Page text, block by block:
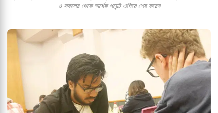
ও সকলের থেকে অর্ধেক পয়েন্ট এগিয়ে শেষ করেন